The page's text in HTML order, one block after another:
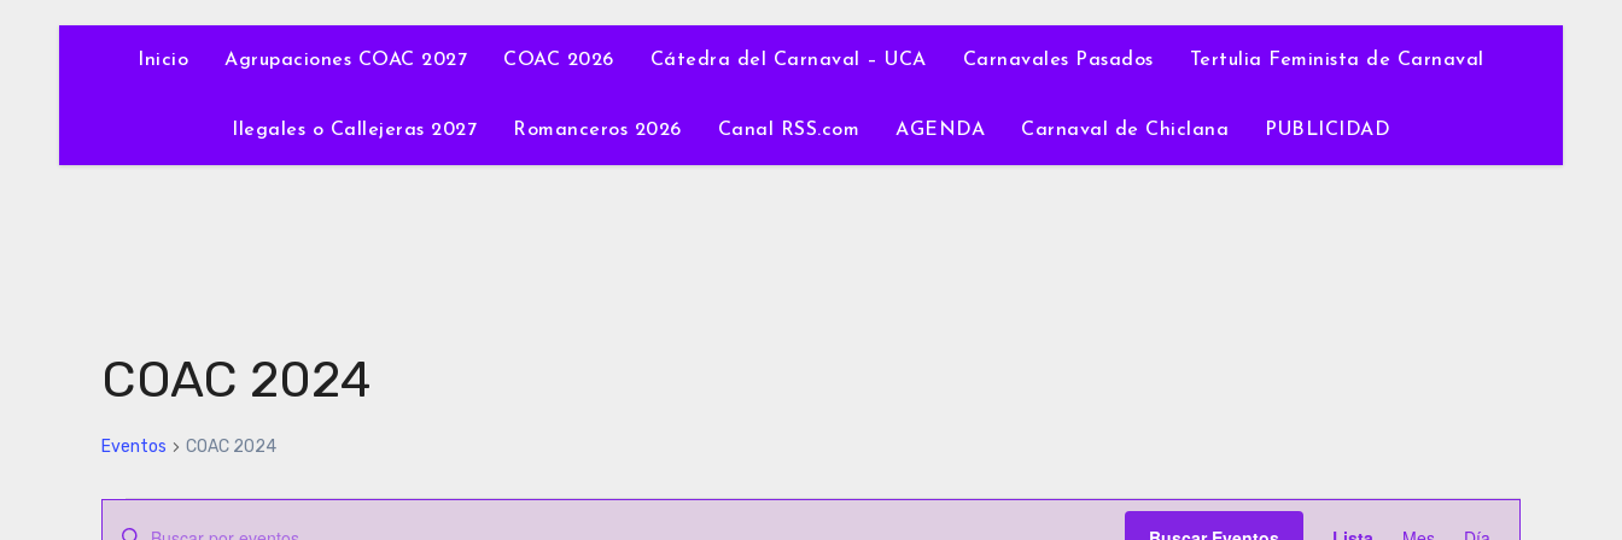
Inicio Agrupaciones COAC 2027 COAC 2026 Cátedra del Carnaval – UCA Carnavales Pasados Tertulia Feminista de Carnaval
Ilegales o Callejeras 2027 Romanceros 2026 Canal RSS.com AGENDA Carnaval de Chiclana PUBLICIDAD
COAC 2024
Eventos COAC 2024
Eventos
Navegación
Introduce